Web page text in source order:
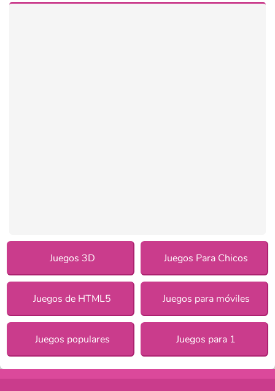
Juegos 3D Juegos Para Chicos
Juegos de HTML5 Juegos para móviles
Juegos populares Juegos para 1